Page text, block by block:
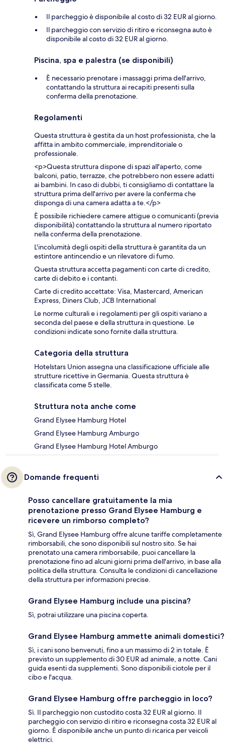
Il parcheggio è disponibile al costo di 32 EUR al giorno.
Il parcheggio con servizio di ritiro e riconsegna auto è
disponibile al costo di 32 EUR al giorno.
Piscina, spa e palestra (se disponibili)
È necessario prenotare i massaggi prima dell'arrivo,
contattando la struttura ai recapiti presenti sulla
conferma della prenotazione.
Regolamenti
Questa struttura è gestita da un host professionista, che la
affitta in ambito commerciale, imprenditoriale o
professionale.
<p>Questa struttura dispone di spazi all'aperto, come
balconi, patio, terrazze, che potrebbero non essere adatti
ai bambini. In caso di dubbi, ti consigliamo di contattare la
struttura prima dell'arrivo per avere la conferma che
disponga di una camera adatta a te.</p>
È possibile richiedere camere attigue o comunicanti (previa
disponibilità) contattando la struttura al numero riportato
nella conferma della prenotazione.
L'incolumità degli ospiti della struttura è garantita da un
estintore antincendio e un rilevatore di fumo.
Questa struttura accetta pagamenti con carte di credito,
carte di debito e i contanti.
Carte di credito accettate: Visa, Mastercard, American
Express, Diners Club, JCB International
Le norme culturali e i regolamenti per gli ospiti variano a
seconda del paese e della struttura in questione. Le
condizioni indicate sono fornite dalla struttura.
Categoria della struttura
Hotelstars Union assegna una classificazione ufficiale alle
strutture ricettive in Germania. Questa struttura è
classificata come 5 stelle.
Struttura nota anche come
Grand Elysee Hamburg Hotel
Grand Elysee Hamburg Amburgo
Grand Elysee Hamburg Hotel Amburgo
Domande frequenti
Posso cancellare gratuitamente la mia
prenotazione presso Grand Elysee Hamburg e
ricevere un rimborso completo?
Sì, Grand Elysee Hamburg offre alcune tariffe completamente
rimborsabili, che sono disponibili sul nostro sito. Se hai
prenotato una camera rimborsabile, puoi cancellare la
prenotazione fino ad alcuni giorni prima dell'arrivo, in base alla
politica della struttura. Consulta le condizioni di cancellazione
della struttura per informazioni precise.
Grand Elysee Hamburg include una piscina?
Sì, potrai utilizzare una piscina coperta.
Grand Elysee Hamburg ammette animali domestici?
Sì, i cani sono benvenuti, fino a un massimo di 2 in totale. È
previsto un supplemento di 30 EUR ad animale, a notte. Cani
guida esenti da supplementi. Sono disponibili ciotole per il
cibo e l'acqua.
Grand Elysee Hamburg offre parcheggio in loco?
Sì. Il parcheggio non custodito costa 32 EUR al giorno. Il
parcheggio con servizio di ritiro e riconsegna costa 32 EUR al
giorno. È disponibile anche un punto di ricarica per veicoli
elettrici.